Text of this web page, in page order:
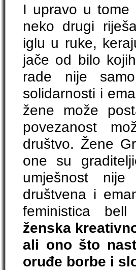
I upravo u tome
neko drugi
iglu u ruke,
jače od bilo
rade nije
solidarnosti i
žene može
povezanost
društvo. Žene
one su
umješnost
društvena i
feministica
ženska
ali ono što
oruđe borbe i